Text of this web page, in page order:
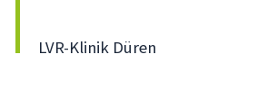
LVR-Klinik Düren